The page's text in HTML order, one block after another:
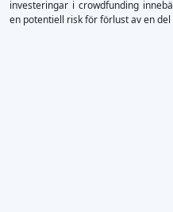
investeringar i crowdfunding
en potentiell risk för förlust av en